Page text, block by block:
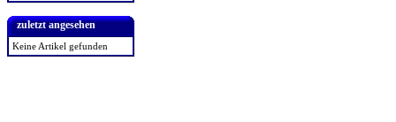
zuletzt angesehen
Keine Artikel gefunden